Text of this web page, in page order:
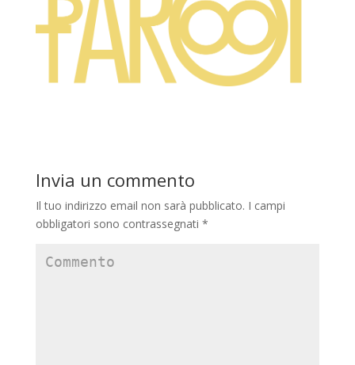
Invia un commento
Il tuo indirizzo email non sarà pubblicato. I campi
obbligatori sono contrassegnati *